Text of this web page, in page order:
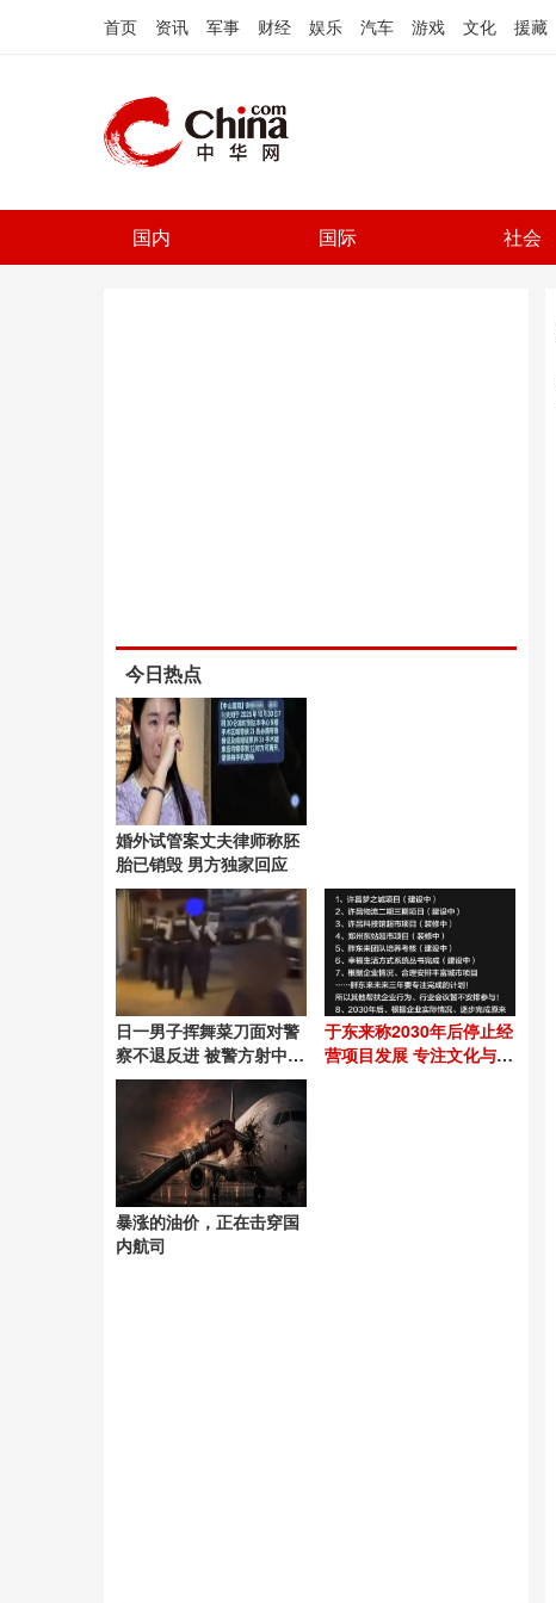
首页 资讯 军事 财经 娱乐 汽车 游戏 文化 援藏
国内 国际 社会
今日热点
婚外试管案丈夫律师称胚
胎已销毁 男方独家回应
日一男子挥舞菜刀面对警
察不退反进 被警方射中胸
部死亡
于东来称2030年后停止经
营项目发展 专注文化与管
暴涨的油价，正在击穿国
内航司